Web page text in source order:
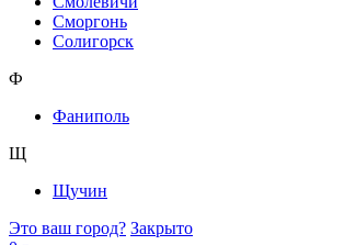
Сморгонь
Солигорск
Ф
Фаниполь
Щ
Щучин
Это ваш город? Закрыто